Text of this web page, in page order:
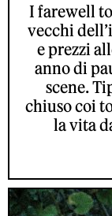
I farewell
vecchi
e prezzi
anno di
scene.
chiuso coi
la vita